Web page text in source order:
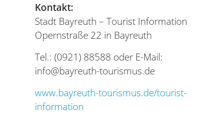
Kontakt:
Stadt Bayreuth – Tourist Information
Opernstraße 22 in Bayreuth
Tel.: (0921) 88588 oder E-Mail:
info@bayreuth-tourismus.de
www.bayreuth-tourismus.de/tourist-
information